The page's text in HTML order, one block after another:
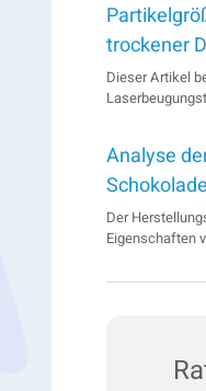
zu
dieser
Skelettd...
trockener
Wahl für
Analyse
Dieser Artikel
verdünnt und
Lösungsmitteln
Proben
Analyse
Der
Eigenschaften
beeinflusst. Da
Partikelgröße...